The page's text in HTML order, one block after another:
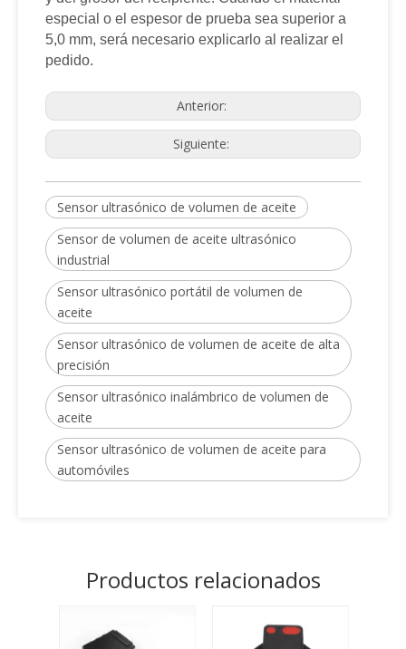
especial o el espesor de prueba sea superior a
5,0 mm, será necesario explicarlo al realizar el
pedido.
Anterior:
Siguiente:
Sensor ultrasónico de volumen de aceite
Sensor de volumen de aceite ultrasónico
industrial
Sensor ultrasónico portátil de volumen de
aceite
Sensor ultrasónico de volumen de aceite de alta
precisión
Sensor ultrasónico inalámbrico de volumen de
aceite
Sensor ultrasónico de volumen de aceite para
automóviles
Productos relacionados